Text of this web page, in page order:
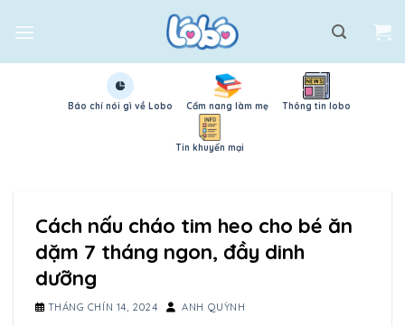
Báo chí nói gì về Lobo Cẩm nang làm mẹ Thông tin lobo
Tin khuyến mại
Cách nấu cháo tim heo cho bé ăn
dặm 7 tháng ngon, đầy dinh
dưỡng
THÁNG CHÍN 14, 2024 ANH QUỲNH